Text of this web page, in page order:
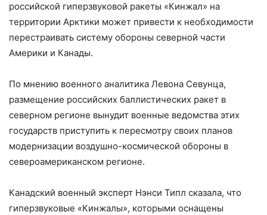
российской гиперзвуковой ракеты «Кинжал» на
территории Арктики может привести к необходимости
перестраивать систему обороны северной части
Америки и Канады.
По мнению военного аналитика Левона Севунца,
размещение российских баллистических ракет в
северном регионе вынудит военные ведомства этих
государств приступить к пересмотру своих планов
модернизации воздушно-космической обороны в
североамериканском регионе.
Канадский военный эксперт Нэнси Типл сказала, что
гиперзвуковые «Кинжалы», которыми оснащены